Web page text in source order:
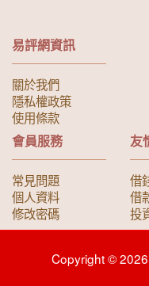
易評網資訊
關於我們
隱私權政策
使用條款
會員服務
常見問題
個人資料
修改密碼
友
借
借
投
Copyright ©